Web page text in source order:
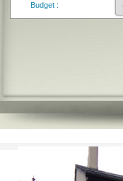
Budget :